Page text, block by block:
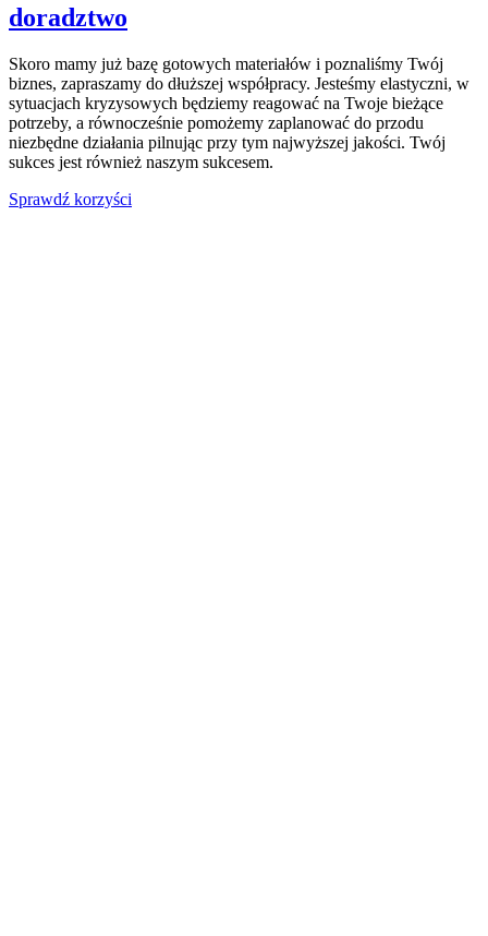
doradztwo
Skoro mamy już bazę gotowych materiałów i poznaliśmy Twój
biznes, zapraszamy do dłuższej współpracy. Jesteśmy elastyczni, w
sytuacjach kryzysowych będziemy reagować na Twoje bieżące
potrzeby, a równocześnie pomożemy zaplanować do przodu
niezbędne działania pilnując przy tym najwyższej jakości. Twój
sukces jest również naszym sukcesem.
Sprawdź korzyści